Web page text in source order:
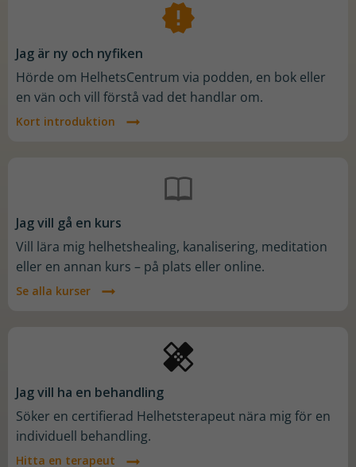
Jag är ny och nyfiken
Hörde om HelhetsCentrum via podden, en bok eller
en vän och vill förstå vad det handlar om.
Kort introduktion
Jag vill gå en kurs
Vill lära mig helhetshealing, kanalisering, meditation
eller en annan kurs – på plats eller online.
Se alla kurser
Jag vill ha en behandling
Söker en certifierad Helhetsterapeut nära mig för en
individuell behandling.
Hitta en terapeut